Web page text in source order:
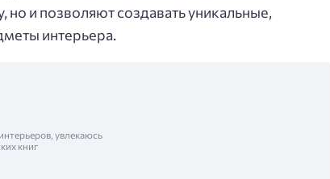
и позволяют создавать уникальные,
интерьера.
увлекаюсь
книг